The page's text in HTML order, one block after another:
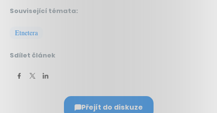
Související témata:
Etnetera
Sdílet článek
Přejít do diskuze